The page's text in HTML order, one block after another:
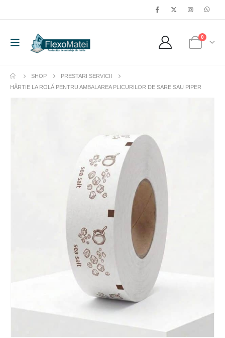
0
SHOP
PRESTARI SERVICII
HÂRTIE LA ROLĂ PENTRU AMBALAREA PLICURILOR DE SARE SAU PIPER